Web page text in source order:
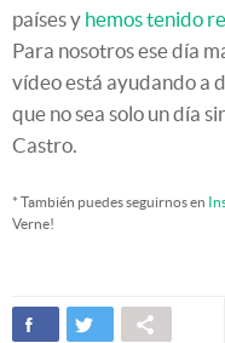
países y hemos tenido
Para nosotros ese día
vídeo está ayudando a
que no sea solo un día
Castro.
* También puedes seguirnos en
Verne!